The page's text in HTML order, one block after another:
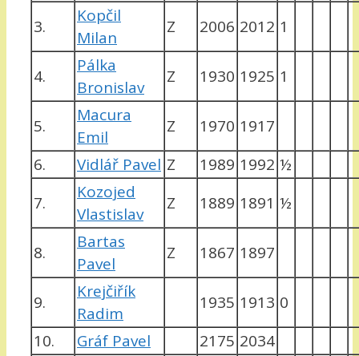
3.
Kopčil
Milan
Z 2006 2012 1
4.
Pálka
Bronislav
Z 1930 1925 1
5.
Macura
Emil
Z 1970 1917
6.
Vidlář Pavel Z 1989 1992 ½
7.
Kozojed
Vlastislav
Z 1889 1891 ½
8.
Bartas
Pavel
Z 1867 1897
9.
Krejčiřík
Radim
1935 1913 0
10.
Gráf Pavel 2175 2034